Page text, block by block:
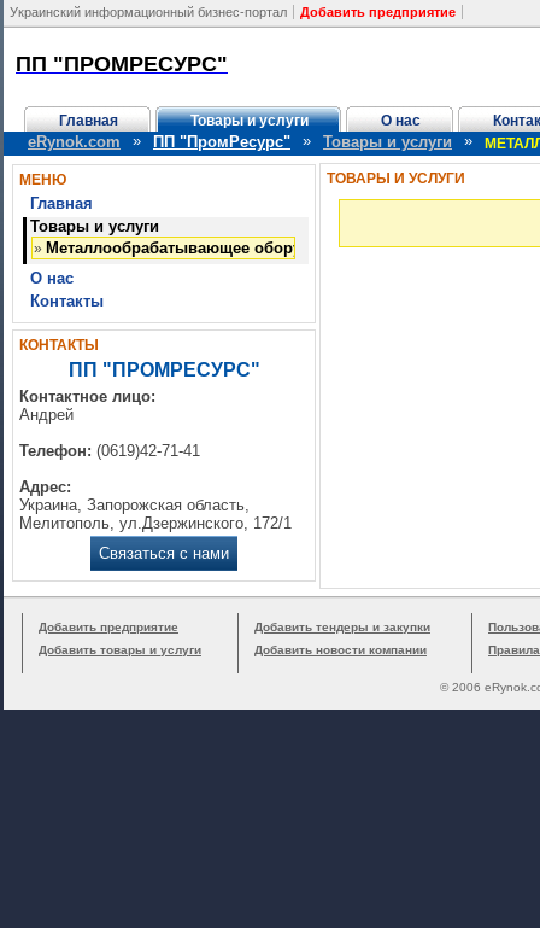
Украинский информационный бизнес-портал Добавить предприятие
ПП "ПРОМРЕСУРС"
Главная Товары и услуги О нас
eRynok.com » ПП "ПромРесурс" » Товары и услуги »
МЕНЮ
Главная
Товары и услуги
» Металлообрабатывающее оборудование
О нас
Контакты
КОНТАКТЫ
ПП "ПРОМРЕСУРС"
Контактное лицо:
Андрей
Телефон: (0619)42-71-41
Адрес:
Украина, Запорожская область,
Мелитополь, ул.Дзержинского, 172/1
Связаться с нами
ТОВАРЫ И УСЛУГИ
Добавить предприятие
Добавить товары и услуги
Добавить тендеры и закупки
Добавить новости компании
© 2006